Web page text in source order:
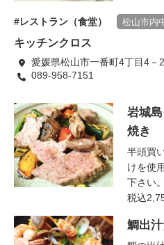
レストラン（食堂） 松山市内
キッチンクロス
愛媛県松山市一番町4丁目4－2
089-958-7151
岩城
焼き
半頭買
けを使
下さい。
税込
鯛出